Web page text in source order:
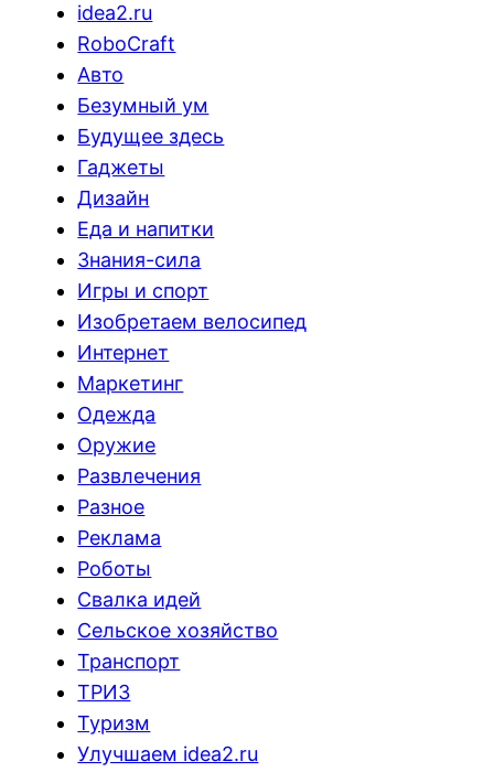
idea2.ru
RoboCraft
Авто
Безумный ум
Будущее здесь
Гаджеты
Дизайн
Еда и напитки
Знания-сила
Игры и спорт
Изобретаем велосипед
Интернет
Маркетинг
Одежда
Оружие
Развлечения
Разное
Реклама
Роботы
Свалка идей
Сельское хозяйство
Транспорт
ТРИЗ
Туризм
Улучшаем idea2.ru